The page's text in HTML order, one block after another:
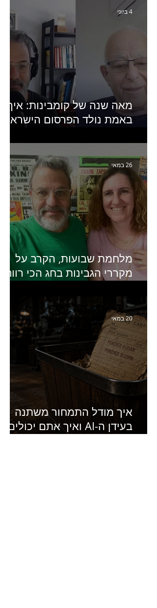
מאה שנה של קומבינות: איך
באמת נולד הפרסום
מחבר הספר "מסע פרסום:
פרקים בחיי הפרסום
4 ביוני
מלחמת שבועות, הקרב על
מקררי הגבינות בחג הכי רווחי
סמנכ״לית השיווק והמכירות
של מחלבות גד
26 במאי
איך מודל התמחור משתנה
בעידן ה-AI ואיך אתם יכולים
20 במאי